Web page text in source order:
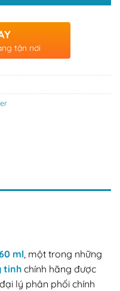
tận nơi
ml, một trong những
tinh chính hãng được
lý phân phối chính